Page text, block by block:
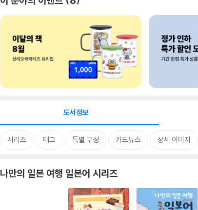
도서정보
시리즈 태그 특별 구성 카드뉴스 상세 이미지
나만의 일본 여행 일본어 시리즈